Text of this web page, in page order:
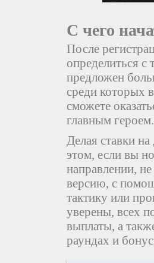
С чего
После
определиться с
предложен
среди которых
сможете
главным героем.
Делая ставки
этом, если вы
направлении,
версию, с
тактику или
уверены, всех
выплаты, а
раундах и